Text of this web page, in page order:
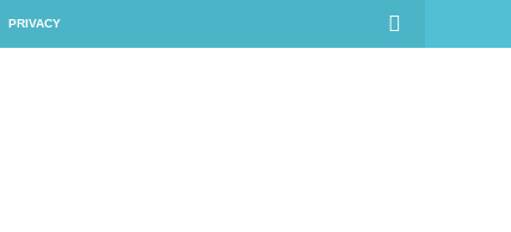
PRIVACY